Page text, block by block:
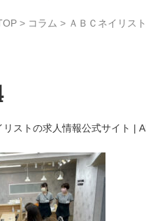
> コラム > ＡＢＣネイリス